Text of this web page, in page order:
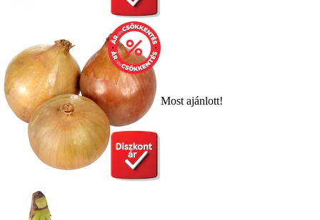
Most ajánlott!